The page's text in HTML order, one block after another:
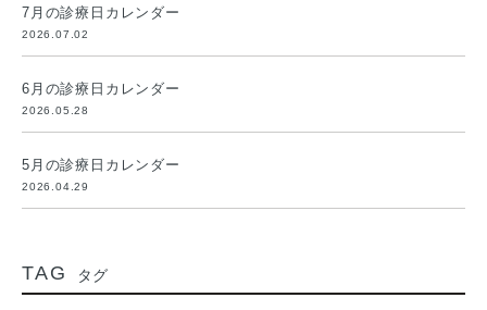
7月の診療日カレンダー
2026.07.02
6月の診療日カレンダー
2026.05.28
5月の診療日カレンダー
2026.04.29
TAG タグ